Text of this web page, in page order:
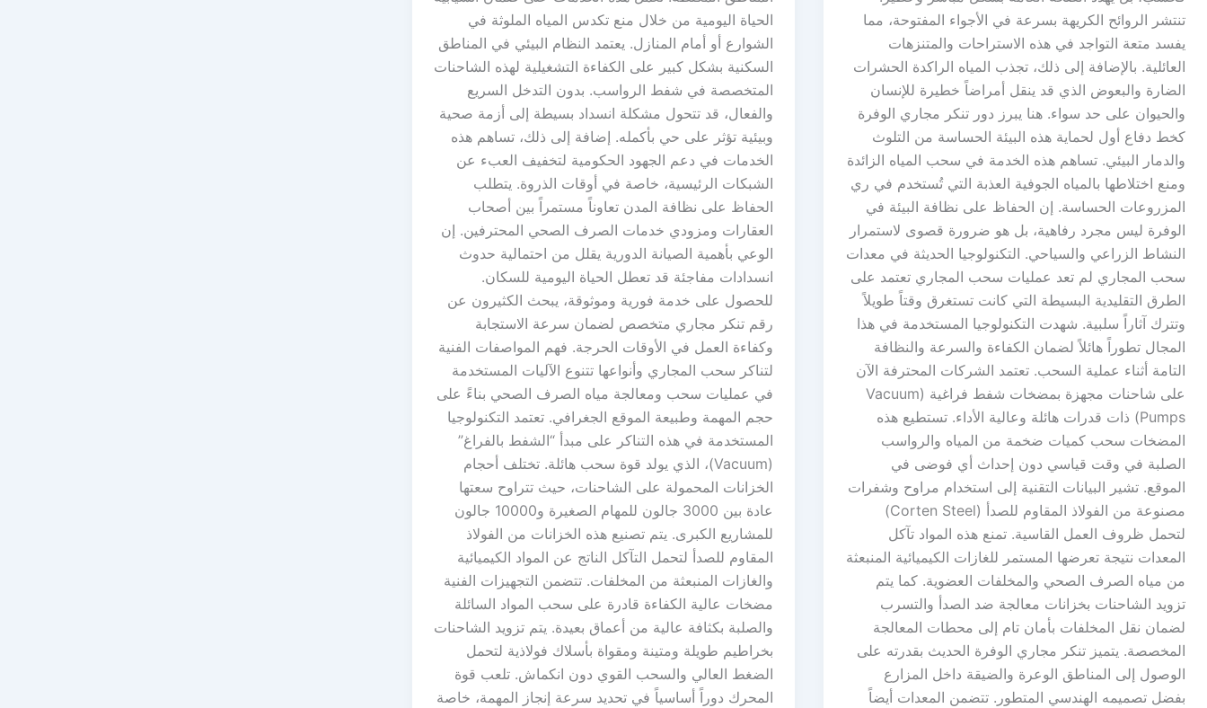
تنتشر الروائح الكريهة بسرعة في الأجواء المفتوحة، مما
يفسد متعة التواجد في هذه الاستراحات والمتنزهات
العائلية. بالإضافة إلى ذلك، تجذب المياه الراكدة الحشرات
الضارة والبعوض الذي قد ينقل أمراضاً خطيرة للإنسان
والحيوان على حد سواء. هنا يبرز دور تنكر مجاري الوفرة
كخط دفاع أول لحماية هذه البيئة الحساسة من التلوث
والدمار البيئي. تساهم هذه الخدمة في سحب المياه الزائدة
ومنع اختلاطها بالمياه الجوفية العذبة التي تُستخدم في ري
المزروعات الحساسة. إن الحفاظ على نظافة البيئة في
الوفرة ليس مجرد رفاهية، بل هو ضرورة قصوى لاستمرار
النشاط الزراعي والسياحي. التكنولوجيا الحديثة في معدات
سحب المجاري لم تعد عمليات سحب المجاري تعتمد على
الطرق التقليدية البسيطة التي كانت تستغرق وقتاً طويلاً
وتترك آثاراً سلبية. شهدت التكنولوجيا المستخدمة في هذا
المجال تطوراً هائلاً لضمان الكفاءة والسرعة والنظافة
التامة أثناء عملية السحب. تعتمد الشركات المحترفة الآن
على شاحنات مجهزة بمضخات شفط فراغية (Vacuum
Pumps) ذات قدرات هائلة وعالية الأداء. تستطيع هذه
المضخات سحب كميات ضخمة من المياه والرواسب
الصلبة في وقت قياسي دون إحداث أي فوضى في
الموقع. تشير البيانات التقنية إلى استخدام مراوح وشفرات
مصنوعة من الفولاذ المقاوم للصدأ (Corten Steel)
لتحمل ظروف العمل القاسية. تمنع هذه المواد تآكل
المعدات نتيجة تعرضها المستمر للغازات الكيميائية المنبعثة
من مياه الصرف الصحي والمخلفات العضوية. كما يتم
تزويد الشاحنات بخزانات معالجة ضد الصدأ والتسرب
لضمان نقل المخلفات بأمان تام إلى محطات المعالجة
المخصصة. يتميز تنكر مجاري الوفرة الحديث بقدرته على
الوصول إلى المناطق الوعرة والضيقة داخل المزارع
بفضل تصميمه الهندسي المتطور. تتضمن المعدات أيضاً
الحياة اليومية من خلال منع تكدس المياه الملوثة في
الشوارع أو أمام المنازل. يعتمد النظام البيئي في المناطق
السكنية بشكل كبير على الكفاءة التشغيلية لهذه الشاحنات
المتخصصة في شفط الرواسب. بدون التدخل السريع
والفعال، قد تتحول مشكلة انسداد بسيطة إلى أزمة صحية
وبيئية تؤثر على حي بأكمله. إضافة إلى ذلك، تساهم هذه
الخدمات في دعم الجهود الحكومية لتخفيف العبء عن
الشبكات الرئيسية، خاصة في أوقات الذروة. يتطلب
الحفاظ على نظافة المدن تعاوناً مستمراً بين أصحاب
العقارات ومزودي خدمات الصرف الصحي المحترفين. إن
الوعي بأهمية الصيانة الدورية يقلل من احتمالية حدوث
انسدادات مفاجئة قد تعطل الحياة اليومية للسكان.
للحصول على خدمة فورية وموثوقة، يبحث الكثيرون عن
رقم تنكر مجاري متخصص لضمان سرعة الاستجابة
وكفاءة العمل في الأوقات الحرجة. فهم المواصفات الفنية
لتناكر سحب المجاري وأنواعها تتنوع الآليات المستخدمة
في عمليات سحب ومعالجة مياه الصرف الصحي بناءً على
حجم المهمة وطبيعة الموقع الجغرافي. تعتمد التكنولوجيا
المستخدمة في هذه التناكر على مبدأ “الشفط بالفراغ”
(Vacuum)، الذي يولد قوة سحب هائلة. تختلف أحجام
الخزانات المحمولة على الشاحنات، حيث تتراوح سعتها
عادة بين 3000 جالون للمهام الصغيرة و10000 جالون
للمشاريع الكبرى. يتم تصنيع هذه الخزانات من الفولاذ
المقاوم للصدأ لتحمل التآكل الناتج عن المواد الكيميائية
والغازات المنبعثة من المخلفات. تتضمن التجهيزات الفنية
مضخات عالية الكفاءة قادرة على سحب المواد السائلة
والصلبة بكثافة عالية من أعماق بعيدة. يتم تزويد الشاحنات
بخراطيم طويلة ومتينة ومقواة بأسلاك فولاذية لتحمل
الضغط العالي والسحب القوي دون انكماش. تلعب قوة
المحرك دوراً أساسياً في تحديد سرعة إنجاز المهمة، خاصة